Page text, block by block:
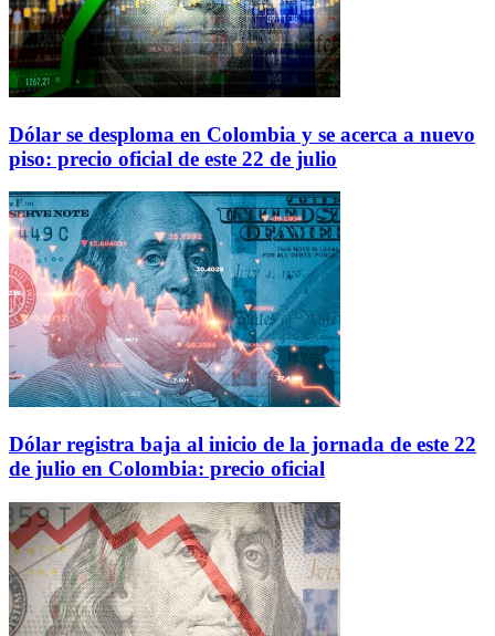
Dólar se desploma en Colombia y se acerca a nuevo
piso: precio oficial de este 22 de julio
Dólar registra baja al inicio de la jornada de este 22
de julio en Colombia: precio oficial